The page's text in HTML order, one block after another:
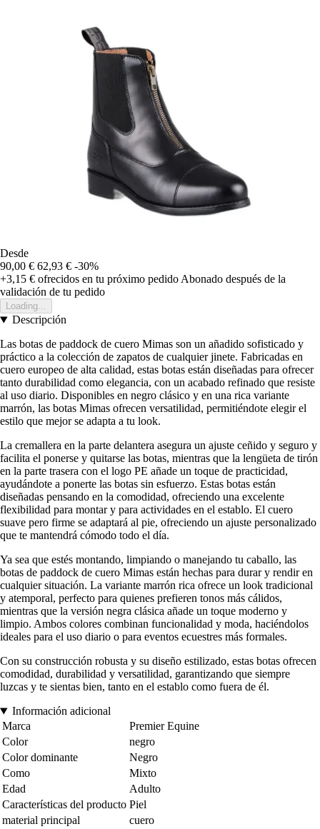
Desde
90,00 € 62,93 € -30%
+3,15 € ofrecidos en tu próximo pedido Abonado después de la
validación de tu pedido
Loading...
Descripción
Las botas de paddock de cuero Mimas son un añadido sofisticado y
práctico a la colección de zapatos de cualquier jinete. Fabricadas en
cuero europeo de alta calidad, estas botas están diseñadas para ofrecer
tanto durabilidad como elegancia, con un acabado refinado que resiste
al uso diario. Disponibles en negro clásico y en una rica variante
marrón, las botas Mimas ofrecen versatilidad, permitiéndote elegir el
estilo que mejor se adapta a tu look.
La cremallera en la parte delantera asegura un ajuste ceñido y seguro y
facilita el ponerse y quitarse las botas, mientras que la lengüeta de tirón
en la parte trasera con el logo PE añade un toque de practicidad,
ayudándote a ponerte las botas sin esfuerzo. Estas botas están
diseñadas pensando en la comodidad, ofreciendo una excelente
flexibilidad para montar y para actividades en el establo. El cuero
suave pero firme se adaptará al pie, ofreciendo un ajuste personalizado
que te mantendrá cómodo todo el día.
Ya sea que estés montando, limpiando o manejando tu caballo, las
botas de paddock de cuero Mimas están hechas para durar y rendir en
cualquier situación. La variante marrón rica ofrece un look tradicional
y atemporal, perfecto para quienes prefieren tonos más cálidos,
mientras que la versión negra clásica añade un toque moderno y
limpio. Ambos colores combinan funcionalidad y moda, haciéndolos
ideales para el uso diario o para eventos ecuestres más formales.
Con su construcción robusta y su diseño estilizado, estas botas ofrecen
comodidad, durabilidad y versatilidad, garantizando que siempre
luzcas y te sientas bien, tanto en el establo como fuera de él.
Información adicional
Marca
Premier Equine
Color
negro
Color dominante
Negro
Como
Mixto
Edad
Adulto
Características del producto Piel
material principal
cuero